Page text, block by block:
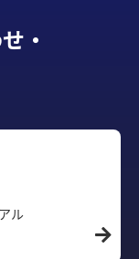
・
ル